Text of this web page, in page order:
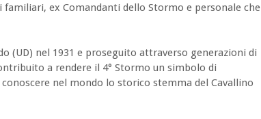
ex Comandanti dello Stormo e personale che
(UD) nel 1931 e proseguito attraverso generazioni di
a rendere il 4° Stormo un simbolo di
nel mondo lo storico stemma del Cavallino